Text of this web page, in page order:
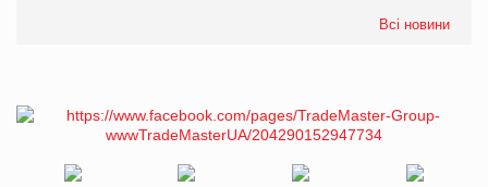
Всі новини